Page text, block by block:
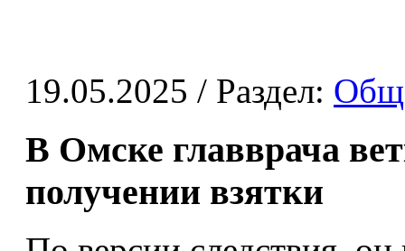
19.05.2025 / Раздел:
В Омске главврача
получении взятки